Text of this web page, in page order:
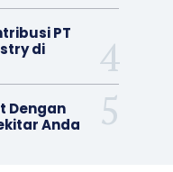
PT
di
Dengan
Anda